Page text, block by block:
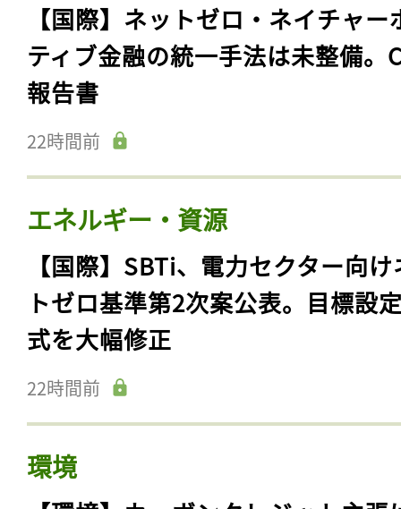
【国際】ネットゼロ・ネイチャー
ティブ金融の統一手法は未整備。
報告書
22時間前
エネルギー・資源
【国際】SBTi、電力セクター向
トゼロ基準第2次案公表。目標設
式を大幅修正
22時間前
環境